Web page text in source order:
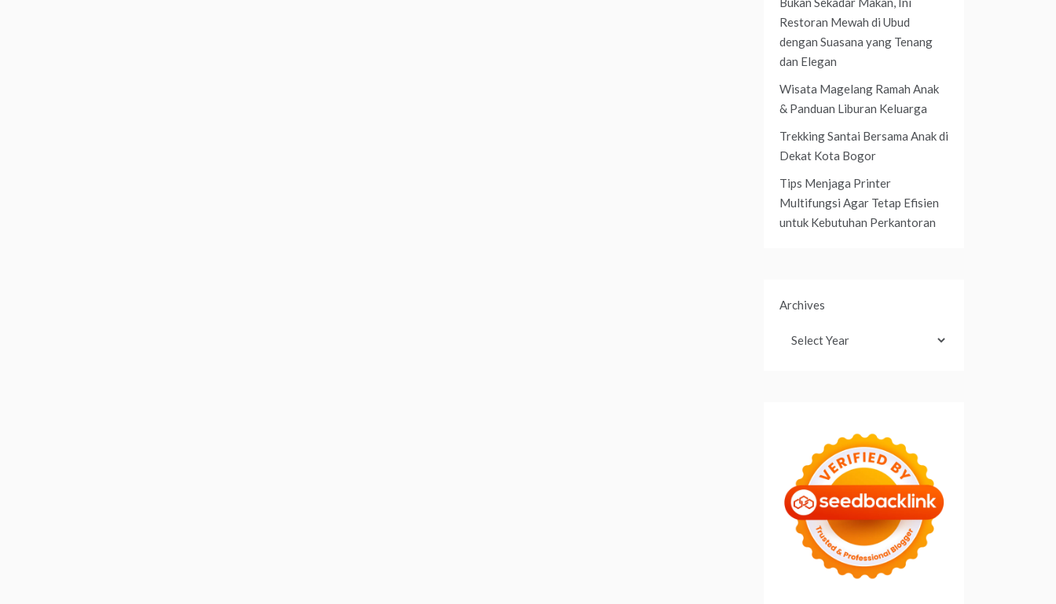
Restoran Mewah di Ubud
dengan Suasana yang Tenang
dan Elegan
Wisata Magelang Ramah Anak
& Panduan Liburan Keluarga
Trekking Santai Bersama Anak di
Dekat Kota Bogor
Tips Menjaga Printer
Multifungsi Agar Tetap Efisien
untuk Kebutuhan Perkantoran
Archives